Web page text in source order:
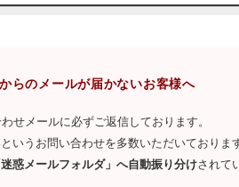
らのメールが届かないお客様へ
せメールに必ずご返信しております。
いうお問い合わせを多数いただいておりま
迷惑メールフォルダ」へ自動振り分けされて